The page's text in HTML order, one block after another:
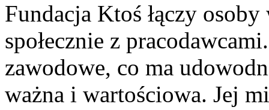
Fundacja Ktoś łączy
społecznie z
zawodowe, co ma
ważna i wartościowa. Jej